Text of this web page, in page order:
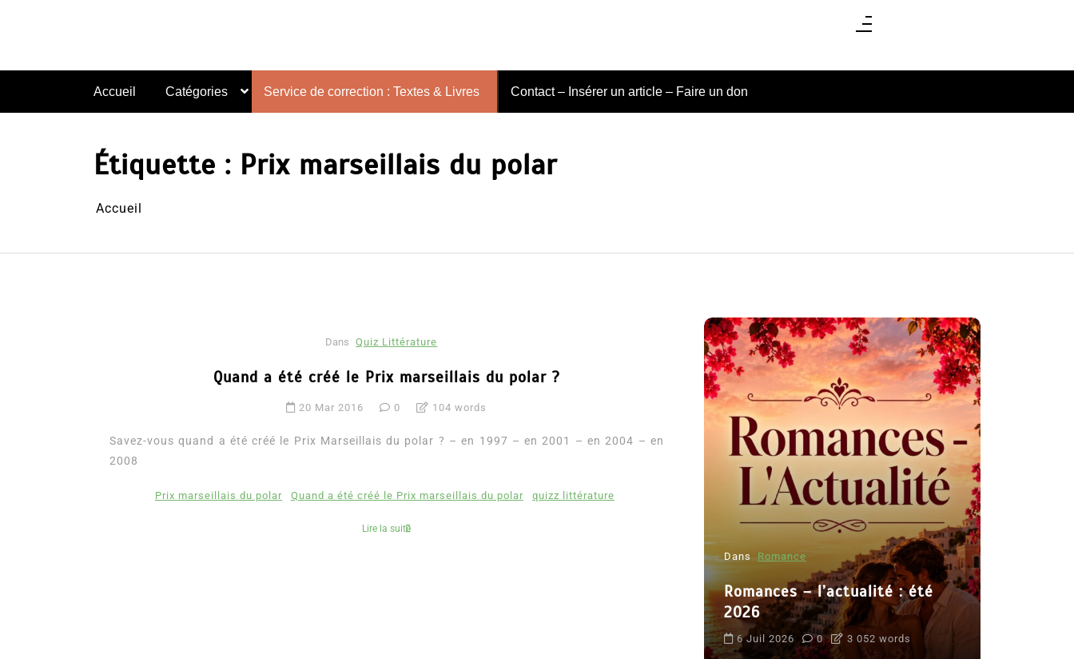
Accueil Catégories Service de correction : Textes & Livres Contact – Insérer un article – Faire un don
Étiquette : Prix marseillais du polar
Accueil
Dans Quiz Littérature
Quand a été créé le Prix marseillais du polar ?
20 Mar 2016 0 104 words
Savez-vous quand a été créé le Prix Marseillais du polar ? – en 1997 – en 2001 – en 2004 – en
2008
Prix marseillais du polar Quand a été créé le Prix marseillais du polar quizz littérature
Lire la suite
Dans Romance
Romances – l’actualité : été
2026
6 Juil 2026 0 3 052 words